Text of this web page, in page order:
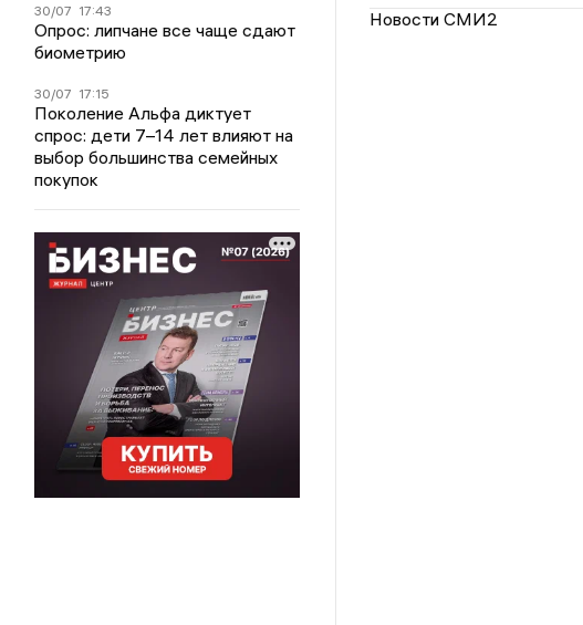
30/07 17:43
Опрос: липчане все чаще сдают
биометрию
30/07 17:15
Поколение Альфа диктует
спрос: дети 7–14 лет влияют на
выбор большинства семейных
покупок
Новости СМИ2